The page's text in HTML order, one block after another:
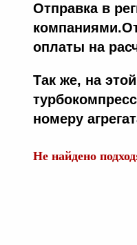
Отправка в
оплаты на
Tак же, на
номеру
Не найдено